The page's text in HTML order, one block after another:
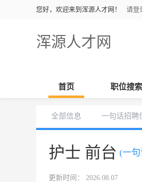
您好，欢迎来到浑源人才网！ 请登
浑源人才网
首页 职位搜索
全部信息 一句话招聘
护士 前台 (一
更新时间： 2026.08.07